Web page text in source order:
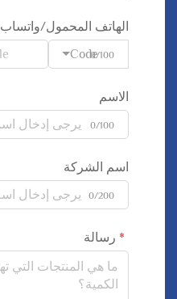
الهاتف المحمول/واتساب
Code0/100
الاسم
0/100
اسم الشركة
0/200
رسالة